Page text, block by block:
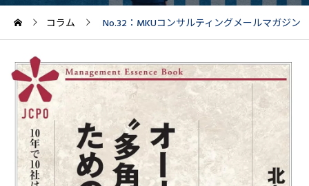
コラム No.32：MKUコンサルティングメールマガジン